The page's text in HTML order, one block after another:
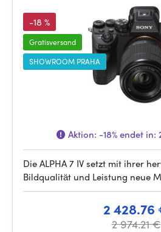
-18 %
Gratisversand
SHOWROOM PRAHA
Aktion: -18%endet in:
Die ALPHA 7 IV setzt mit ihrer
Bildqualität und Leistung neue
2 428.76
2 974.21 €